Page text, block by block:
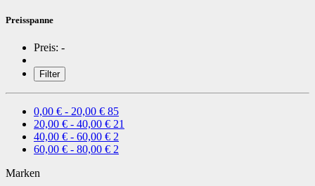
Preisspanne
Preis: -
Filter
0,00 € - 20,00 € 85
20,00 € - 40,00 € 21
40,00 € - 60,00 € 2
60,00 € - 80,00 € 2
Marken